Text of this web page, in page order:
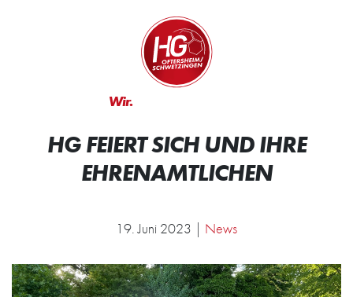
Zur Startseite
Wir.
HG FEIERT SICH UND IHRE
EHRENAMTLICHEN
19. Juni 2023 | News